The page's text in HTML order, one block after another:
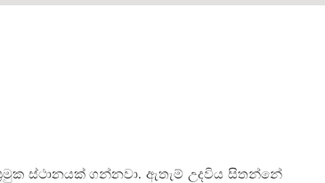
ස්ථානයක් ගන්නවා. ඇතැම් උදවිය සිතන්නේ